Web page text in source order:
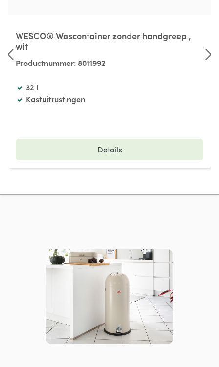
WESCO® Wascontainer zonder handgreep ,
wit
Productnummer:8011992
32 l
Kastuitrustingen
Details